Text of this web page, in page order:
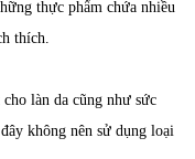
thực phẩm chứa nhiều
thích.
làn da cũng như sức
không nên sử dụng loại